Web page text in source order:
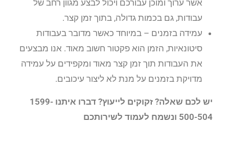
אשר ערוך ומוכן עבורכם ויכול לבצע מגוון רחב של
עבודות, גם בכמות גדולה, בתוך זמן קצר.
עמידה בזמנים – במיוחד כאשר מדובר בעבודות
סיטונאיות, הזמן הוא פקטור חשוב מאוד. אנו מבצעים
את העבודות תוך זמן קצר מאוד ומקפידים על עמידה
מדויקת בזמנים על מנת לא ליצור עיכובים.
יש לכם שאלה? זקוקים לייעוץ? דברו איתנו 1599-
500-504 ונשמח לעמוד לשירותכם